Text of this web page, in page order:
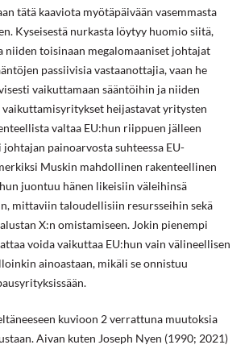
tätä kaaviota myötäpäivään vasemmasta
Kyseisestä nurkasta löytyy huomio siitä,
niiden toisinaan megalomaaniset johtajat
passiivisia vastaanottajia, vaan he
vaikuttamaan sääntöihin ja niiden
vaikuttamisyritykset heijastavat yritysten
valtaa EU:hun riippuen jälleen
painoarvosta suhteessa EU-
Muskin mahdollinen rakenteellinen
juontuu hänen likeisiin väleihinsä
mittaviin taloudellisiin resursseihin sekä
X:n omistamiseen. Jokin pienempi
voida vaikuttaa EU:hun vain välineellisen
ainoastaan, mikäli se onnistuu
kuvioon 2 verrattuna muutoksia
Aivan kuten Joseph Nyen (1990; 2021)